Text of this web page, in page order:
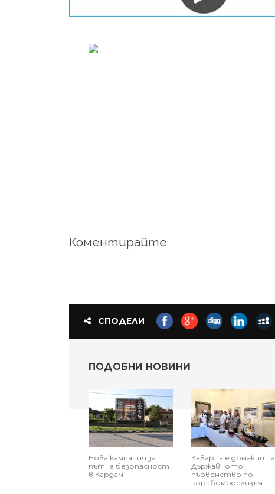
Коментирайте
СПОДЕЛИ
ПОДОБНИ НОВИНИ
Нова кампания за
пътна безопасност
в Кардам
​Каварна е домакин на
Държавното
първенство по
корабомоделизъм